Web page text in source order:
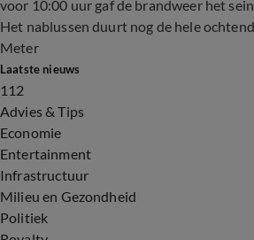
voor 10:00 uur gaf de brandweer het
Het nablussen duurt nog de hele
Meter
Laatste nieuws
112
Advies & Tips
Economie
Entertainment
Infrastructuur
Milieu en Gezondheid
Politiek